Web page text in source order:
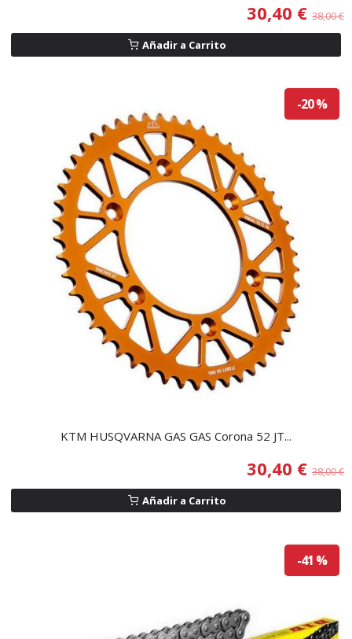
30,40 € 38,00 €
Añadir a Carrito
-20 %
KTM HUSQVARNA GAS GAS Corona 52 JT...
30,40 € 38,00 €
Añadir a Carrito
-41 %